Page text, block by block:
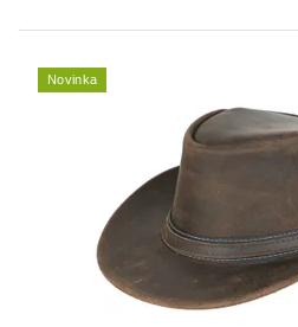
Novinka